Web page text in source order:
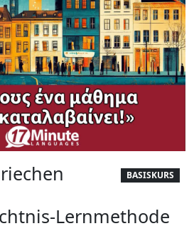
BASISKURS
Lernmethode